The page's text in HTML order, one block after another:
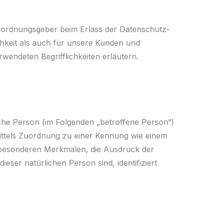
beim Erlass der Datenschutz-
als auch für unsere Kunden und
Begrifflichkeiten erläutern.
Person (im Folgenden „betroffene Person“)
Zuordnung zu einer Kennung wie einem
Merkmalen, die Ausdruck der
natürlichen Person sind, identifiziert